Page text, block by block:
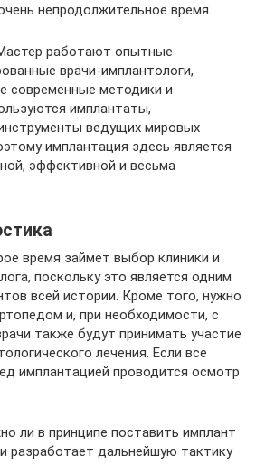
непродолжительное время.
работают опытные
врачи-имплантологи,
современные методики и
имплантаты,
ведущих мировых
имплантация здесь является
эффективной и весьма
время займет выбор клиники и
поскольку это является одним
всей истории. Кроме того, нужно
и, при необходимости, с
также будут принимать участие
лечения. Если все
имплантацией проводится осмотр
ли в принципе поставить имплант
разработает дальнейшую тактику